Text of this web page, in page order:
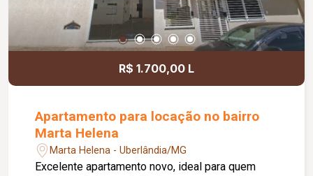
R$ 1.700,00 L
Apartamento para locação no bairro
Marta Helena
Marta Helena - Uberlândia/MG
Excelente apartamento novo, ideal para quem